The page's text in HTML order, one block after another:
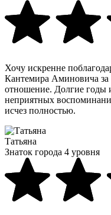
Хочу искренне
Кантемира Аминовича за
отношение. Долгие годы
неприятных
исчез полностью.
Татьяна
Знаток города 4 уровня